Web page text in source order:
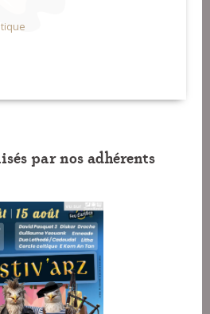
par nos adhérents